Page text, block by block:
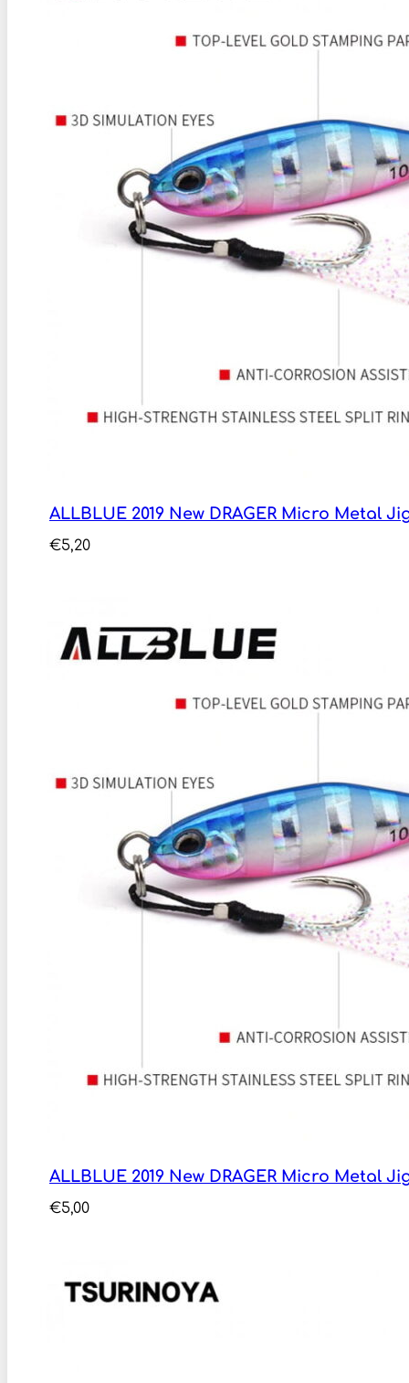
ALLBLUE 2019 New DRAGER Micro Metal
€5,20
ALLBLUE 2019 New DRAGER Micro Metal
€5,00